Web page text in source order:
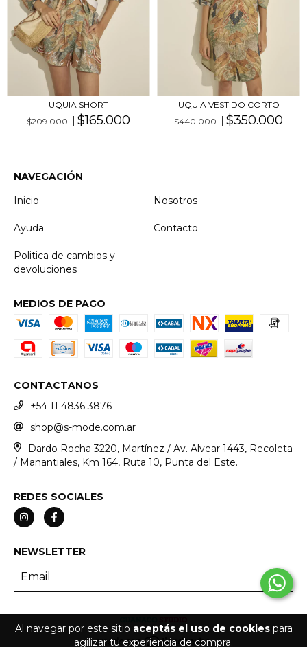
Al navegar por este sitio aceptás el uso de cookiespara
agilizar tu experiencia de compra.
UQUIA SHORT
$209.000
$165.000
UQUIA VESTIDO CORTO
$440.000
$350.000
NAVEGACIÓN
Inicio
Nosotros
Ayuda Contacto
Politica de cambios y
devoluciones
MEDIOS DE PAGO
CONTACTANOS
+54 11 4836 3876
shop@s-mode.com.ar
Dardo Rocha 3220, Martínez / Av. Alvear 1443, Recoleta
/ Manantiales, Km 164, Ruta 10, Punta del Este.
REDES SOCIALES
NEWSLETTER